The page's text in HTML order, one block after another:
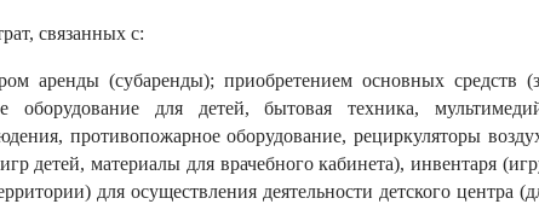
связанных с:
аренды (субаренды); приобретением основных средств
оборудование для детей, бытовая техника,
противопожарное оборудование, рециркуляторы
детей, материалы для врачебного кабинета), инвентаря
для осуществления деятельности детского центра